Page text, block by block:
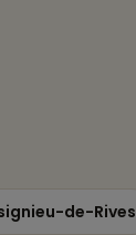
de-Rives